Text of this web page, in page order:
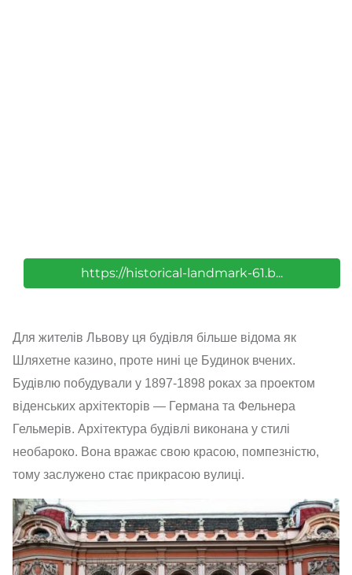
https://historical-landmark-61.b...
Для жителів Львову ця будівля більше відома як
Шляхетне казино, проте нині це Будинок вчених.
Будівлю побудували у 1897-1898 роках за проектом
віденських архітекторів — Германа та Фельнера
Гельмерів. Архітектура будівлі виконана у стилі
необароко. Вона вражає свою красою, помпезністю,
тому заслужено стає прикрасою вулиці.